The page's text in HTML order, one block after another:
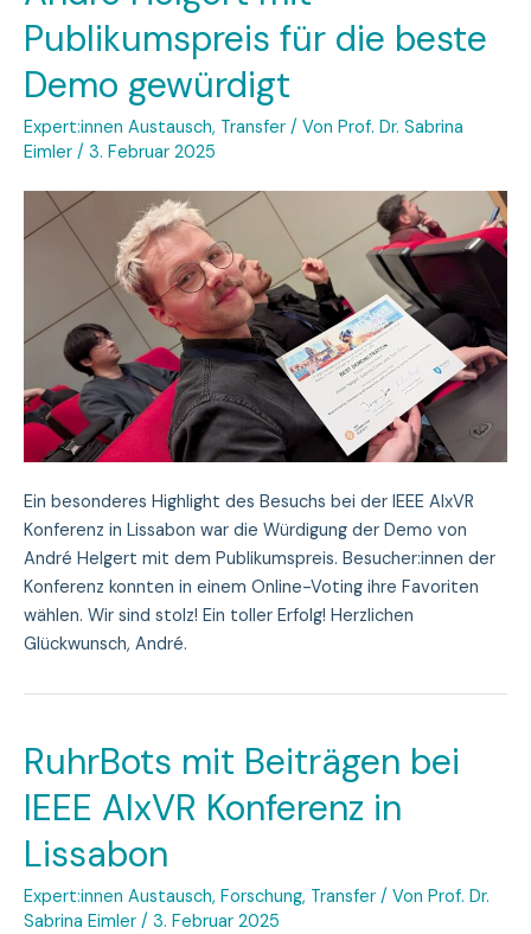
Publikumspreis für die beste
Demo gewürdigt
Expert:innen Austausch, Transfer / Von Prof. Dr. Sabrina
Eimler / 3. Februar 2025
Ein besonderes Highlight des Besuchs bei der IEEE AIxVR
Konferenz in Lissabon war die Würdigung der Demo von
André Helgert mit dem Publikumspreis. Besucher:innen der
Konferenz konnten in einem Online-Voting ihre Favoriten
wählen. Wir sind stolz! Ein toller Erfolg! Herzlichen
Glückwunsch, André.
RuhrBots mit Beiträgen bei
IEEE AIxVR Konferenz in
Lissabon
Expert:innen Austausch, Forschung, Transfer / Von Prof. Dr.
Sabrina Eimler / 3. Februar 2025